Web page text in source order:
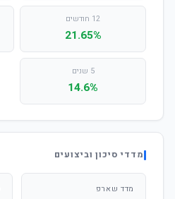
12 חודשים
21.65%
5 שנים
14.6%
מדדי סיכון וביצועים
מדד שארפ